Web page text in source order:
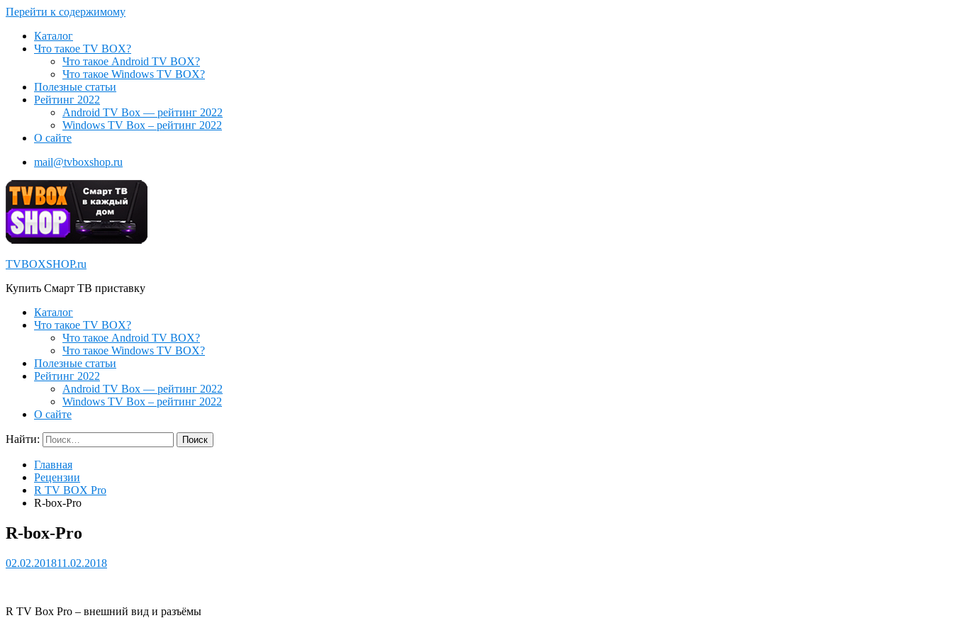
Перейти к содержимому
Каталог
Что такое TV BOX?
Что такое Android TV BOX?
Что такое Windows TV BOX?
Полезные статьи
Рейтинг 2022
Android TV Box — рейтинг 2022
Windows TV Box – рейтинг 2022
О сайте
mail@tvboxshop.ru
TVBOXSHOP.ru
Купить Смарт ТВ приставку
Каталог
Что такое TV BOX?
Что такое Android TV BOX?
Что такое Windows TV BOX?
Полезные статьи
Рейтинг 2022
Android TV Box — рейтинг 2022
Windows TV Box – рейтинг 2022
О сайте
Найти:
Главная
Рецензии
R TV BOX Pro
R-box-Pro
R-box-Pro
02.02.201811.02.2018
R TV Box Pro – внешний вид и разъёмы